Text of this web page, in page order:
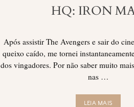
HQ: IRON
Após assistir The Avengers e sair do
queixo caído, me tornei
dos vingadores. Por não saber muito
nas …
LEIA MAIS